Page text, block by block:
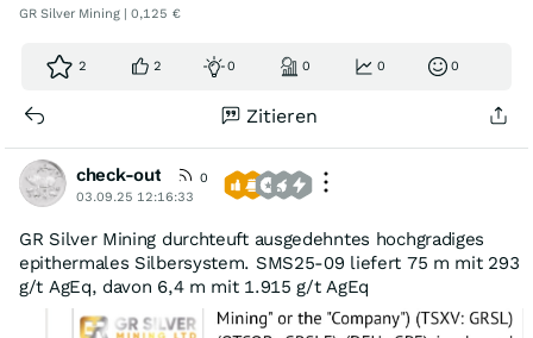
GR Silver Mining | 0,125 €
2 2 0 0 0 0
Zitieren
check-out
0
03.09.25 12:16:33
GR Silver Mining durchteuft ausgedehntes hochgradiges
epithermales Silbersystem. SMS25-09 liefert 75 m mit 293
g/t AgEq, davon 6,4 m mit 1.915 g/t AgEq